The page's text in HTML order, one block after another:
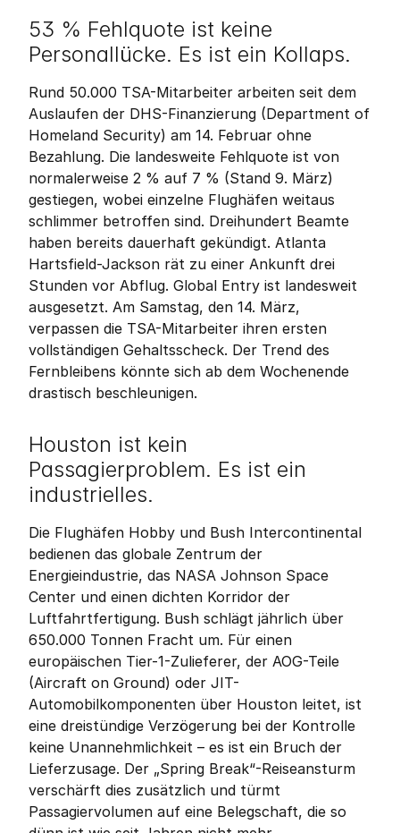
53 % Fehlquote ist keine
Personallücke. Es ist ein Kollaps.
Rund 50.000 TSA-Mitarbeiter arbeiten seit dem
Auslaufen der DHS-Finanzierung (Department of
Homeland Security) am 14. Februar ohne
Bezahlung. Die landesweite Fehlquote ist von
normalerweise 2 % auf 7 % (Stand 9. März)
gestiegen, wobei einzelne Flughäfen weitaus
schlimmer betroffen sind. Dreihundert Beamte
haben bereits dauerhaft gekündigt. Atlanta
Hartsfield-Jackson rät zu einer Ankunft drei
Stunden vor Abflug. Global Entry ist landesweit
ausgesetzt. Am Samstag, den 14. März,
verpassen die TSA-Mitarbeiter ihren ersten
vollständigen Gehaltsscheck. Der Trend des
Fernbleibens könnte sich ab dem Wochenende
drastisch beschleunigen.
Houston ist kein
Passagierproblem. Es ist ein
industrielles.
Die Flughäfen Hobby und Bush Intercontinental
bedienen das globale Zentrum der
Energieindustrie, das NASA Johnson Space
Center und einen dichten Korridor der
Luftfahrtfertigung. Bush schlägt jährlich über
650.000 Tonnen Fracht um. Für einen
europäischen Tier-1-Zulieferer, der AOG-Teile
(Aircraft on Ground) oder JIT-
Automobilkomponenten über Houston leitet, ist
eine dreistündige Verzögerung bei der Kontrolle
keine Unannehmlichkeit – es ist ein Bruch der
Lieferzusage. Der „Spring Break“-Reiseansturm
verschärft dies zusätzlich und türmt
Passagiervolumen auf eine Belegschaft, die so